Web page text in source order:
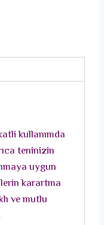
kullanımda
teninizin
uygun
karartma
ve mutlu